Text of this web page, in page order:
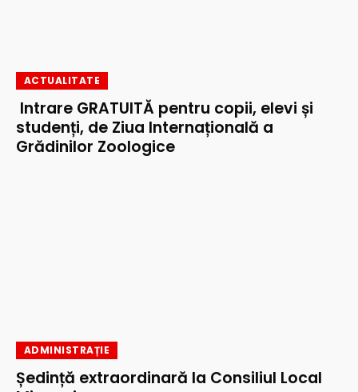
ACTUALITATE
Intrare GRATUITĂ pentru copii, elevi și
studenți, de Ziua Internațională a
Grădinilor Zoologice
ADMINISTRAȚIE
Ședință extraordinară la Consiliul Local